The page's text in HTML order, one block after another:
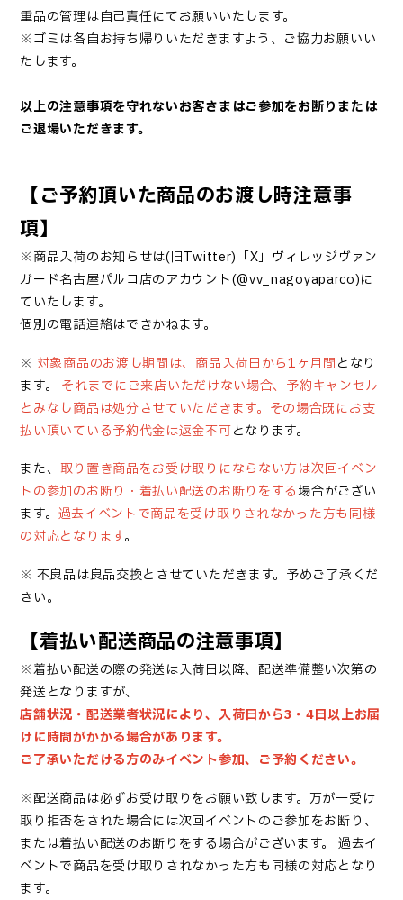
重品の管理は自己責任にてお願いいたします。
※ゴミは各自お持ち帰りいただきますよう、ご協力お願いい
たします。
以上の注意事項を守れないお客さまはご参加をお断りまたは
ご退場いただきます。
【ご予約頂いた商品のお渡し時注意事
項】
※商品入荷のお知らせは(旧Twitter)「X」 ヴィレッジヴァン
ガード名古屋パルコ店のアカウント(@vv_nagoyaparco)に
ていたします。
個別の電話連絡はできかねます。
※ 対象商品のお渡し期間は、商品入荷日から1ヶ月間となり
ます。 それまでにご来店いただけない場合、予約キャンセル
とみなし商品は処分させていただきます。その場合既にお支
払い頂いている予約代金は返金不可となります。
また、 取り置き商品をお受け取りにならない方は次回イベン
トの参加のお断り・着払い配送のお断り をする場合がござい
ます。 過去イベントで商品を受け取りされなかった方も同様
の対応となります。
※ 不良品は良品交換とさせていただきます。予めご了承くだ
さい。
【着払い配送商品の注意事項】
※着払い配送の際の発送は入荷日以降、配送準備整い次第の
発送となりますが、
店舗状況・配送業者状況により、入荷日から3・4日以上お届
けに時間がかかる場合があります。
ご了承いただける方のみイベント参加、ご予約ください。
※配送商品は必ずお受け取りをお願い致します。 万が一受け
取り拒否をされた場合には次回イベントのご参加をお断り、
または着払い配送のお断りをする場合がございます。
過去イ
ベントで商品を受け取りされなかった方も同様の対応となり
ます。